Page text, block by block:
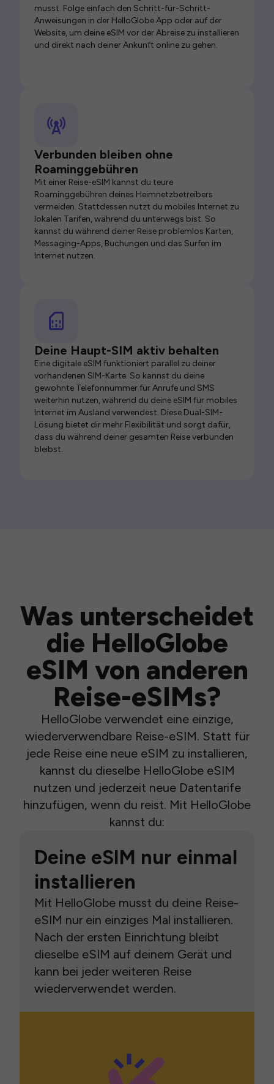
musst. Folge einfach den Schritt-für-Schritt-
Anweisungen in der HelloGlobe App oder auf der
Website, um deine eSIM vor der Abreise zu installieren
und direkt nach deiner Ankunft online zu gehen.
Verbunden bleiben ohne
Roaminggebühren
Mit einer Reise-eSIM kannst du teure
Roaminggebühren deines Heimnetzbetreibers
vermeiden. Stattdessen nutzt du mobiles Internet zu
lokalen Tarifen, während du unterwegs bist. So
kannst du während deiner Reise problemlos Karten,
Messaging-Apps, Buchungen und das Surfen im
Internet nutzen.
Deine Haupt-SIM aktiv behalten
Eine digitale eSIM funktioniert parallel zu deiner
vorhandenen SIM-Karte. So kannst du deine
gewohnte Telefonnummer für Anrufe und SMS
weiterhin nutzen, während du deine eSIM für mobiles
Internet im Ausland verwendest. Diese Dual-SIM-
Lösung bietet dir mehr Flexibilität und sorgt dafür,
dass du während deiner gesamten Reise verbunden
bleibst.
Was unterscheidet
die HelloGlobe
eSIM von anderen
Reise-eSIMs?
HelloGlobe verwendet eine einzige,
wiederverwendbare Reise-eSIM. Statt für
jede Reise eine neue eSIM zu installieren,
kannst du dieselbe HelloGlobe eSIM
nutzen und jederzeit neue Datentarife
hinzufügen, wenn du reist. Mit HelloGlobe
kannst du:
Deine eSIM nur einmal
installieren
Mit HelloGlobe musst du deine Reise-
eSIM nur ein einziges Mal installieren.
Nach der ersten Einrichtung bleibt
dieselbe eSIM auf deinem Gerät und
kann bei jeder weiteren Reise
wiederverwendet werden.